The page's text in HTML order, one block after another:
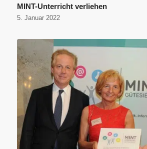
MINT-Unterricht verliehen
5. Januar 2022